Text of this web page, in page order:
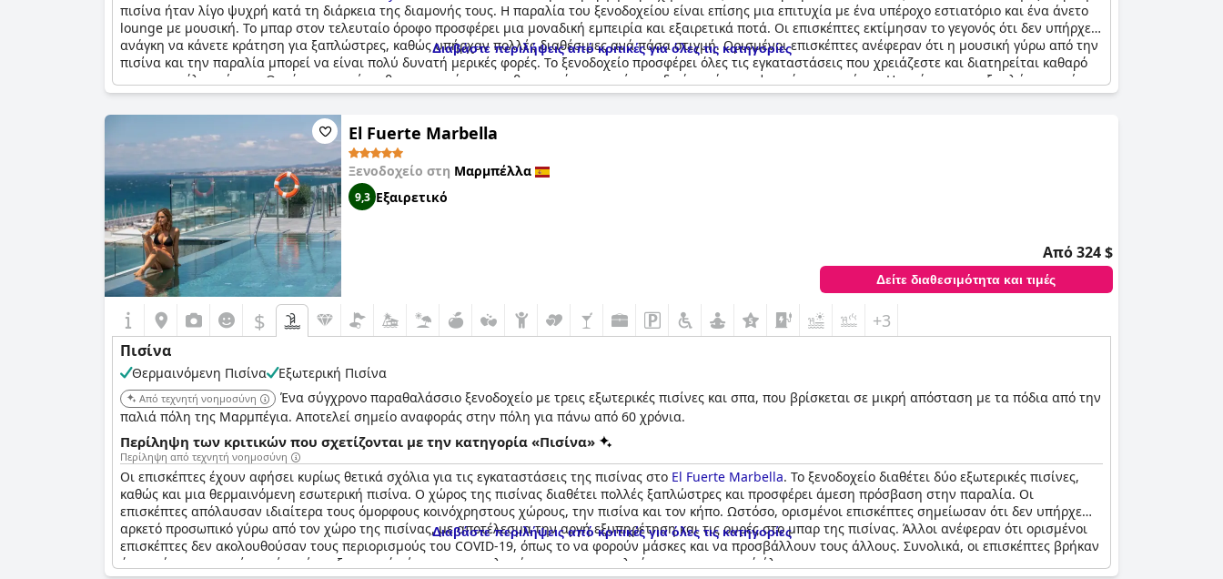
πισίνα ήταν λίγο ψυχρή κατά τη διάρκεια της διαμονής τους. Η παραλία του ξενοδοχείου είναι επίσης μια επιτυχία με ένα υπέροχο εστιατόριο και ένα άνετο
lounge με μουσική. Το μπαρ στον τελευταίο όροφο προσφέρει μια μοναδική εμπειρία και εξαιρετικά ποτά. Οι επισκέπτες εκτίμησαν το γεγονός ότι δεν υπήρχε
ανάγκη να κάνετε κράτηση για ξαπλώστρες, καθώς υπήρχαν πολλές διαθέσιμες ανά πάσα στιγμή. Ορισμένοι επισκέπτες ανέφεραν ότι η μουσική γύρω από την
πισίνα και την παραλία μπορεί να είναι πολύ δυνατή μερικές φορές. Το ξενοδοχείο προσφέρει όλες τις εγκαταστάσεις που χρειάζεστε και διατηρείται καθαρό
για την απόλαυσή σας. Ωστόσο, ορισμένοι θα προτιμούσαν μια θερμαινόμενη πισίνα, ειδικά κατά τους ψυχρότερους μήνες. Η εγγύτητα των ξαπλώστρων ήταν
λίγο ανησυχητική για ορισμένους. Συνολικά, η τοποθεσία και η πισίνα καθιστούν την διαμονή σε αυτό το όμορφο και αριστοκρατικό ξενοδοχείο μόνο για
ενήλικες τέλεια.
Διαβάστε περιλήψεις από κριτικές για όλες τις κατηγορίες
El Fuerte Marbella
Ξενοδοχείο στη Μαρμπέλλα
9,3 Εξαιρετικό
Από 324 $
Δείτε διαθεσιμότητα και τιμές
$ +3
Πισίνα
Θερμαινόμενη Πισίνα Εξωτερική Πισίνα
Από τεχνητή νοημοσύνη
Ένα σύγχρονο παραθαλάσσιο ξενοδοχείο με τρεις εξωτερικές πισίνες και σπα, που βρίσκεται σε μικρή απόσταση με τα πόδια από την
παλιά πόλη της Μαρμπέγια. Αποτελεί σημείο αναφοράς στην πόλη για πάνω από 60 χρόνια.
Περίληψη των κριτικών που σχετίζονται με την κατηγορία «Πισίνα»
Περίληψη από τεχνητή νοημοσύνη
Οι επισκέπτες έχουν αφήσει κυρίως θετικά σχόλια για τις εγκαταστάσεις της πισίνας στο El Fuerte Marbella. Το ξενοδοχείο διαθέτει δύο εξωτερικές πισίνες,
καθώς και μια θερμαινόμενη εσωτερική πισίνα. Ο χώρος της πισίνας διαθέτει πολλές ξαπλώστρες και προσφέρει άμεση πρόσβαση στην παραλία. Οι
επισκέπτες απόλαυσαν ιδιαίτερα τους όμορφους κοινόχρηστους χώρους, την πισίνα και τον κήπο. Ωστόσο, ορισμένοι επισκέπτες σημείωσαν ότι δεν υπήρχε
αρκετό προσωπικό γύρω από τον χώρο της πισίνας, με αποτέλεσμα την αργή εξυπηρέτηση και τις ουρές στο μπαρ της πισίνας. Άλλοι ανέφεραν ότι ορισμένοι
επισκέπτες δεν ακολουθούσαν τους περιορισμούς του COVID-19, όπως το να φορούν μάσκες και να προσβάλλουν τους άλλους. Συνολικά, οι επισκέπτες βρήκαν
ότι ο χώρος της πισίνας είναι ένα εξαιρετικό μέρος για να χαλαρώσετε και να απολαύσετε τον ισπανικό ήλιο.
Διαβάστε περιλήψεις από κριτικές για όλες τις κατηγορίες